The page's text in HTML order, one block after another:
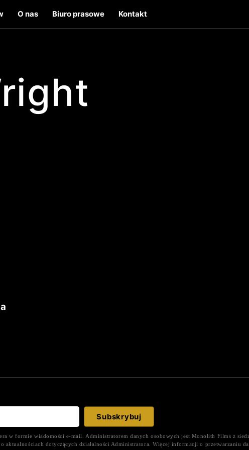
O nas Biuro prasowe Kontakt
w formie wiadomości e-mail. Administratorem danych osobowych jest Monolith Films z
aktualnościach dotyczących działalności Administratora. Więcej informacji o przetwarzaniu